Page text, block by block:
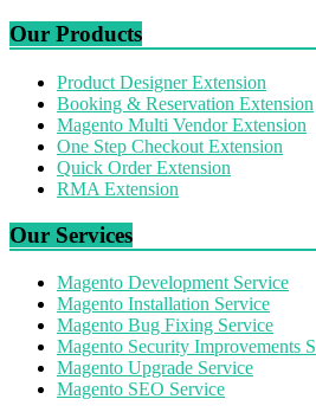
Our Products
Product Designer Extension
Booking & Reservation Extension
Magento Multi Vendor Extension
One Step Checkout Extension
Quick Order Extension
RMA Extension
Our Services
Magento Development Service
Magento Installation Service
Magento Bug Fixing Service
Magento Security Improvements
Magento Upgrade Service
Magento SEO Service